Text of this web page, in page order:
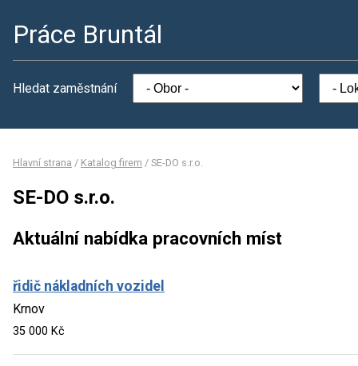
Práce Bruntál
Hledat zaměstnání
Hlavní strana / Katalog firem / SE-DO s.r.o.
SE-DO s.r.o.
Aktuální nabídka pracovních míst
řidič nákladních vozidel
Krnov
35 000 Kč